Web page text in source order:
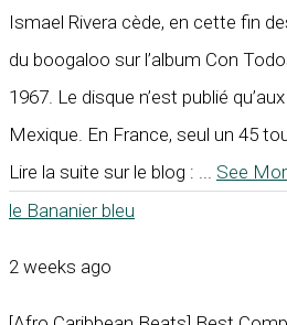
Ismael Rivera cède, en cette fin
du boogaloo sur l’album Con
1967. Le disque n’est publié
Mexique. En France, seul un 45
Lire la suite sur le blog : ... See
le Bananier bleu
2 weeks ago